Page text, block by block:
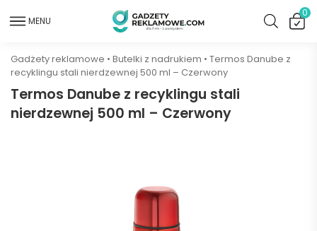
MENU
0
Gadżety reklamowe • Butelki z nadrukiem • Termos Danube z
recyklingu stali nierdzewnej 500 ml – Czerwony
Termos Danube z recyklingu stali
nierdzewnej 500 ml – Czerwony